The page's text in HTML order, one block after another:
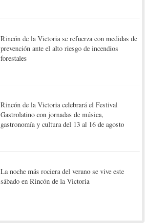
Rincón de la Victoria se refuerza con medidas de
prevención ante el alto riesgo de incendios
forestales
Rincón de la Victoria celebrará el Festival
Gastrolatino con jornadas de música,
gastronomía y cultura del 13 al 16 de agosto
La noche más rociera del verano se vive este
sábado en Rincón de la Victoria